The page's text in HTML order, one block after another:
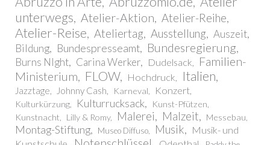
unterwegs Atelier-Aktion Atelier-Reihe
Atelier-Reise Ateliertag Ausstellung
Auszeit
Bildung
Bundespresseamt Bundesregierung
Burns NIght Carina Werker Dudelsack
Familien-
Ministerium
FLOW Hochdruck Italien
Jazztage Johnny Cash Karneval Konzert
Kulturkürzung Kulturrucksack
Kunst-Pfützen
Kunstnacht
Lilly & Romy Malerei Malzeit Messebau
Montag-Stiftung Museo Diffuso Musik
Musik- und